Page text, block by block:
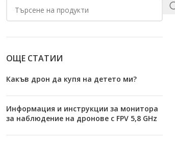
ОЩЕ СТАТИИ
Какъв дрон да купя на детето ми?
Информация и инструкции за монитора
за наблюдение на дронове с FPV 5,8 GHz